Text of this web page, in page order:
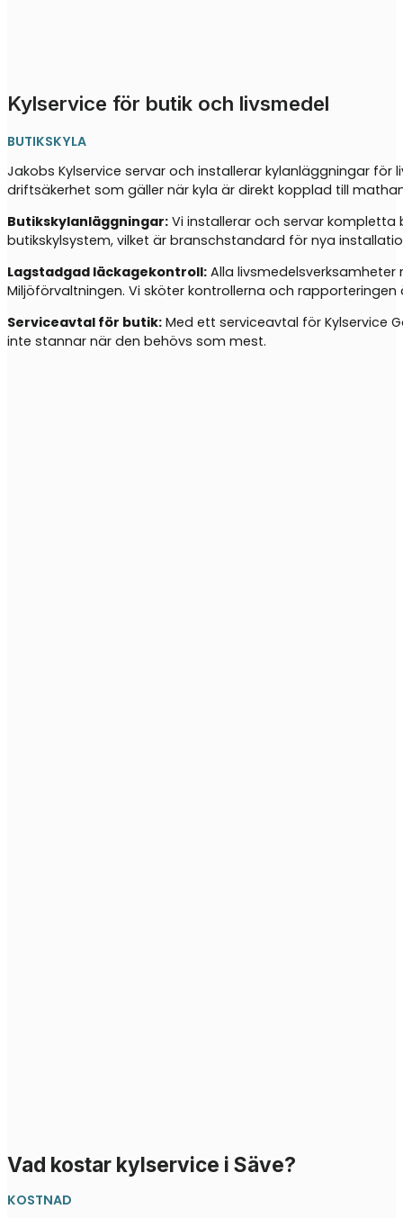
Kylservice för butik och livsmedel
BUTIKSKYLA
Jakobs Kylservice servar och installerar kylanläggningar
driftsäkerhet som gäller när kyla är direkt kopplad till
Butikskylanläggningar: Vi installerar och servar
butikskylsystem, vilket är branschstandard för nya
Lagstadgad läckagekontroll: Alla
Miljöförvaltningen. Vi sköter kontrollerna och
Serviceavtal för butik: Med ett serviceavtal för Kylservice
inte stannar när den behövs som mest.
Vad kostar kylservice i Säve?
KOSTNAD